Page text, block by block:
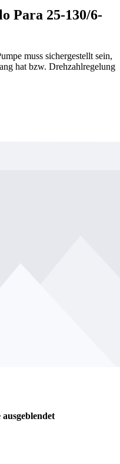
Para 25-130/6-
muss sichergestellt sein,
hat bzw. Drehzahlregelung